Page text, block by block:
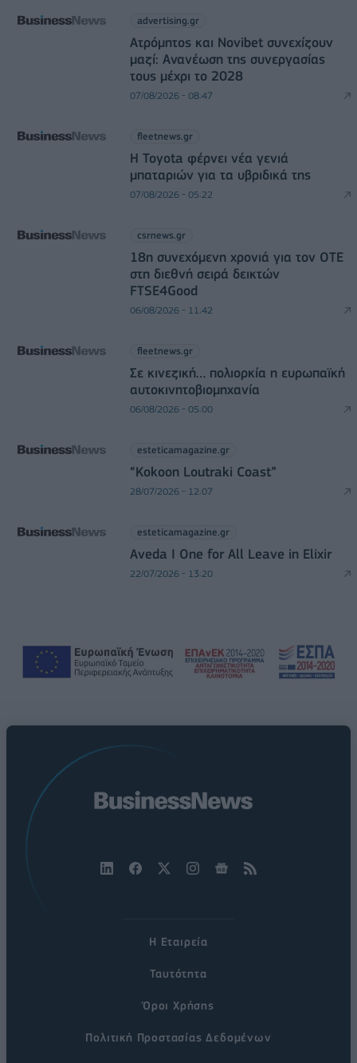
advertising.gr
Ατρόμητος και Novibet συνεχίζουν
μαζί: Ανανέωση της συνεργασίας
τους μέχρι το 2028
07/08/2026 - 08:47
fleetnews.gr
Η Toyota φέρνει νέα γενιά
μπαταριών για τα υβριδικά της
07/08/2026 - 05:22
csrnews.gr
18η συνεχόμενη χρονιά για τον ΟΤΕ
στη διεθνή σειρά δεικτών
FTSE4Good
06/08/2026 - 11:42
fleetnews.gr
Σε κινεζική… πολιορκία η ευρωπαϊκή
αυτοκινητοβιομηχανία
06/08/2026 - 05:00
esteticamagazine.gr
“Kokoon Loutraki Coast”
28/07/2026 - 12:07
esteticamagazine.gr
Aveda I One for All Leave in Elixir
22/07/2026 - 13:20
Η Εταιρεία
Ταυτότητα
Όροι Χρήσης
Πολιτική Προστασίας Δεδομένων